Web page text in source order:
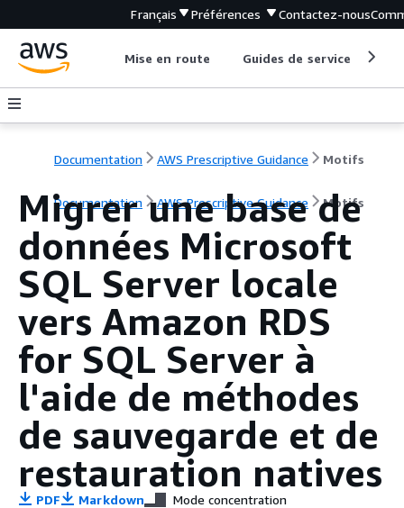
Français Préférences Contactez-nous
Mise en route Guides de service
Documentation AWS Prescriptive Guidance Motifs
Documentation AWS Prescriptive Guidance Motifs
Migrer une base de
données Microsoft
SQL Server locale
vers Amazon RDS
for SQL Server à
l'aide de méthodes
de sauvegarde et de
restauration natives
PDF Markdown Mode concentration